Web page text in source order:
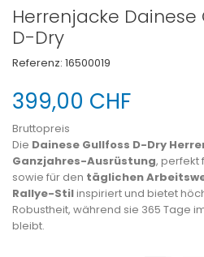
Herrenjacke Dainese
D-Dry
Referenz: 16500019
399,00 CHF
Bruttopreis
Die Dainese Gullfoss D-Dry
Ganzjahres-Ausrüstung, perfekt
sowie für den täglichen
Rallye-Stilinspiriert und bietet
Robustheit, während sie 365 Tage
bleibt.